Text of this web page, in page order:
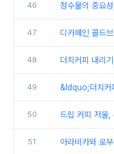
46 정수물의 중요
47 디카페인 콜드
48 더치커피 내리
49 &ldquo;더치커
50 드립 커피 저울,
51 아라비카와 로